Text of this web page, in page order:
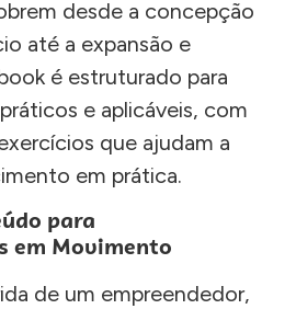
desde a concepção
até a expansão e
é estruturado para
e aplicáveis, com
que ajudam a
em prática.
para
em Movimento
de um empreendedor,